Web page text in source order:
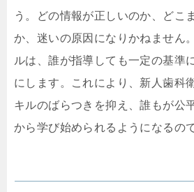
う。どの情報が正しいのか、どこ
か、迷いの原因になりかねません
ルは、誰が指導しても一定の基準
にします。これにより、新人歯科
キルのばらつきを抑え、誰もが公
から学び始められるようになるの